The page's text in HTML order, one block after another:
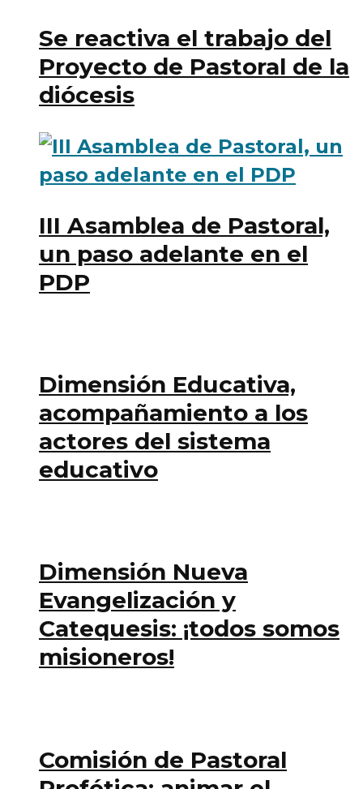
Se reactiva el trabajo del
Proyecto de Pastoral de la
diócesis
III Asamblea de Pastoral,
un paso adelante en el
PDP
Dimensión Educativa,
acompañamiento a los
actores del sistema
educativo
Dimensión Nueva
Evangelización y
Catequesis: ¡todos somos
misioneros!
Comisión de Pastoral